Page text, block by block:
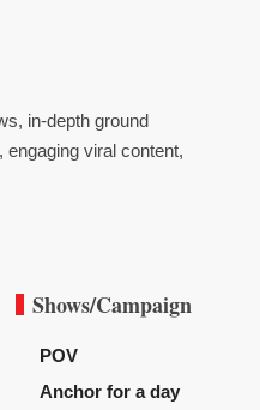
in-depth ground
viral content,
Shows/Campaign
POV
Anchor for a day